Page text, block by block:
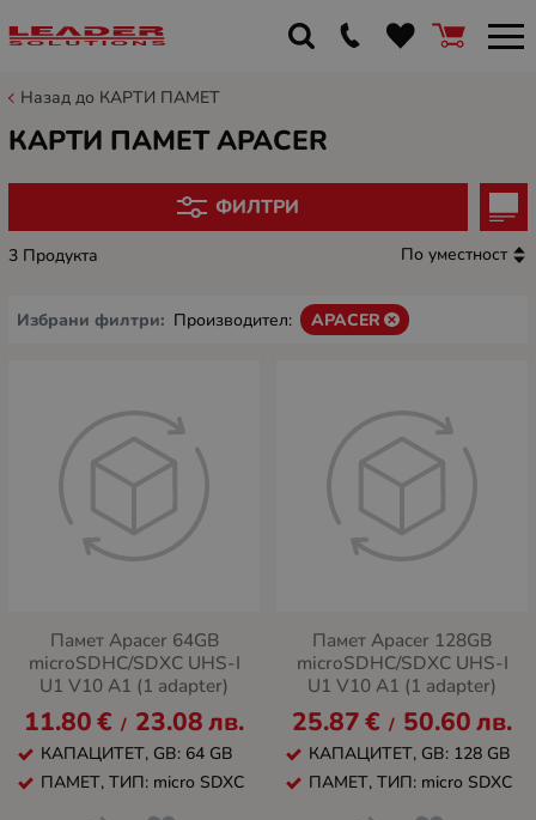
Назад до КАРТИ ПАМЕТ
КАРТИ ПАМЕТ APACER
ФИЛТРИ
3 Продукта По уместност
Избрани филтри: Производител: APACER
Памет Apacer 64GB
microSDHC/SDXC UHS-I
U1 V10 A1 (1 adapter)
11.80€ / 23.08лв.
КАПАЦИТЕТ, GB: 64 GB
ПАМЕТ, ТИП: micro SDXC
Памет Apacer 128GB
microSDHC/SDXC UHS-I
U1 V10 A1 (1 adapter)
25.87€ / 50.60лв.
КАПАЦИТЕТ, GB: 128 GB
ПАМЕТ, ТИП: micro SDXC